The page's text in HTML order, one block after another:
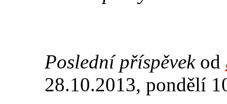
Poslední příspěvekod
28.10.2013, pondělí